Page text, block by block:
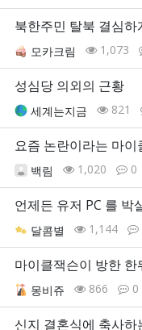
북한주민 탈북 결심하
모카크림 1,073
성심당 의외의 근황
세계는지금 821
요즘 논란이라는 마이
백림 1,020 0
언제든 유저 PC 를 박
달콤별 1,144
마이클잭슨이 방한 한
몽비쥬 866 0
신지 결혼식에 축사하